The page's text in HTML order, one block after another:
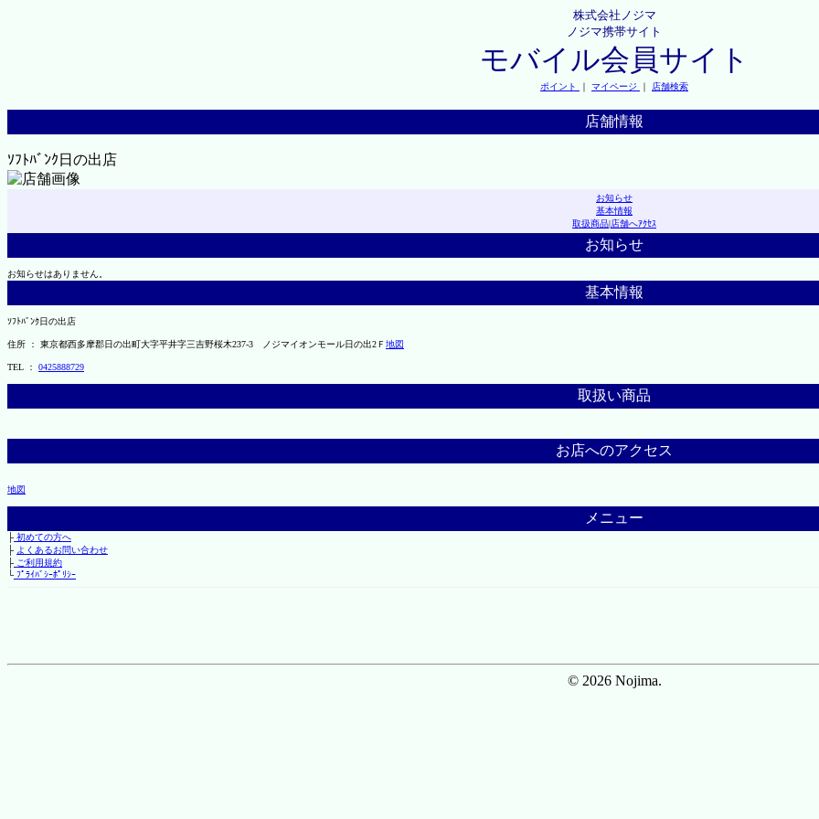
株式会社ノジマ
ノジマ携帯サイト
モバイル会員サイト
ポイント ｜ マイページ ｜ 店舗検索
店舗情報
ｿﾌﾄﾊﾞﾝｸ日の出店
お知らせ
基本情報
取扱商品|店舗へｱｸｾｽ
お知らせ
お知らせはありません。
基本情報
ｿﾌﾄﾊﾞﾝｸ日の出店
住所 ： 東京都西多摩郡日の出町大字平井字三吉野桜木237-3 ノジマイオンモール日の出2Ｆ 地図
TEL ： 0425888729
取扱い商品
お店へのアクセス
地図
メニュー
├初めての方へ
├ よくあるお問い合わせ
├ご利用規約
└ﾌﾟﾗｲﾊﾞｼｰﾎﾟﾘｼｰ
© 2026 Nojima.